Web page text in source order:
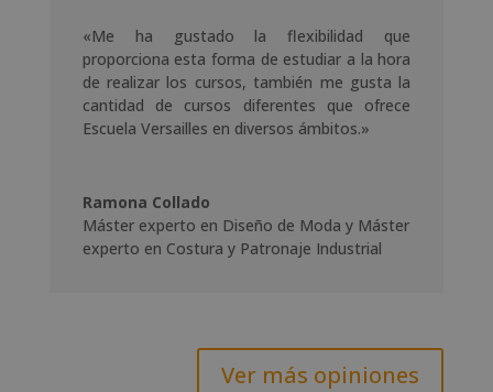
«Me ha gustado la flexibilidad que
proporciona esta forma de estudiar a la hora
de realizar los cursos, también me gusta la
cantidad de cursos diferentes que ofrece
Escuela Versailles en diversos ámbitos.»
Ramona Collado
Máster experto en Diseño de Moda y Máster
experto en Costura y Patronaje Industrial
Ver más opiniones